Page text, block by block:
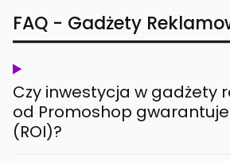
FAQ - Gadżety
Czy inwestycja w gadżety
od Promoshop
(ROI)?